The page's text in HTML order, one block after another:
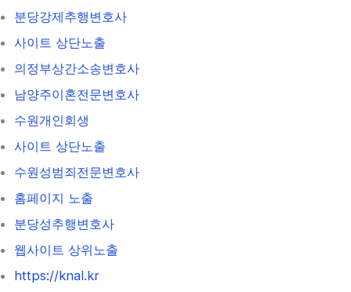
분당강제추행변호사
사이트 상단노출
의정부상간소송변호사
남양주이혼전문변호사
수원개인회생
사이트 상단노출
수원성범죄전문변호사
홈페이지 노출
분당성추행변호사
웹사이트 상위노출
https://knal.kr